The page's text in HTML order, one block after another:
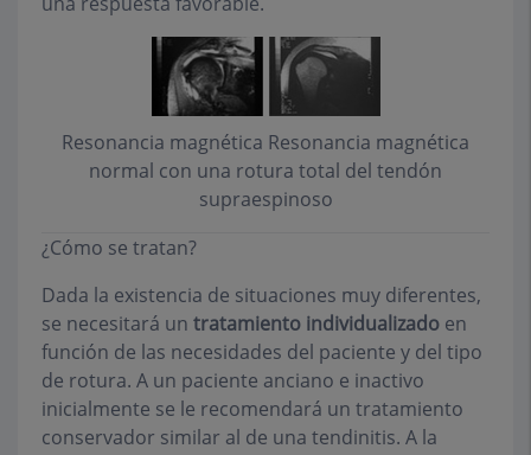
Resonancia magnética Resonancia magnética
normal con una rotura total del tendón
supraespinoso
¿Cómo se tratan?
Dada la existencia de situaciones muy diferentes,
se necesitará un tratamiento individualizado en
función de las necesidades del paciente y del tipo
de rotura. A un paciente anciano e inactivo
inicialmente se le recomendará un tratamiento
conservador similar al de una tendinitis. A la